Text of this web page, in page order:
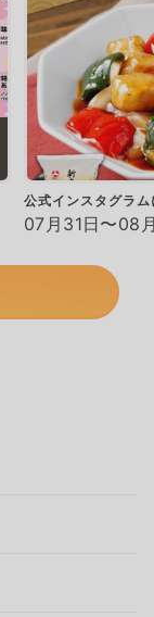
公式インスタグラ
07月31日〜08